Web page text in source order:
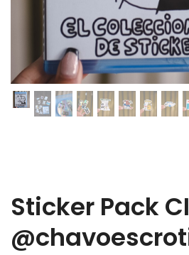
Sticker Pack